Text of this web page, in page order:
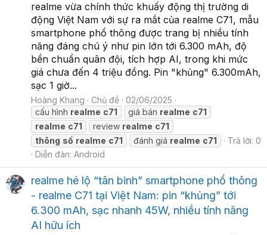
realme vừa chính thức khuấy động thị trường di
động Việt Nam với sự ra mắt của realme C71, mẫu
smartphone phổ thông được trang bị nhiều tính
năng đáng chú ý như pin lớn tới 6.300 mAh, độ
bền chuẩn quân đội, tích hợp AI, trong khi mức
giá chưa đến 4 triệu đồng. Pin "khủng" 6.300mAh,
sạc 1 giờ...
Hoàng Khang Chủ đề
02/06/2025
cấu hình realme c71 giá bán realme c71
realme c71 review realme c71
thông số realme c71 đánh giá realme c71
Trả lời: 0
Diễn đàn: Android
realme hé lộ “tân binh” smartphone phổ thông
- realme C71 tại Việt Nam: pin “khủng” tới
6.300 mAh, sạc nhanh 45W, nhiều tính năng
AI hữu ích